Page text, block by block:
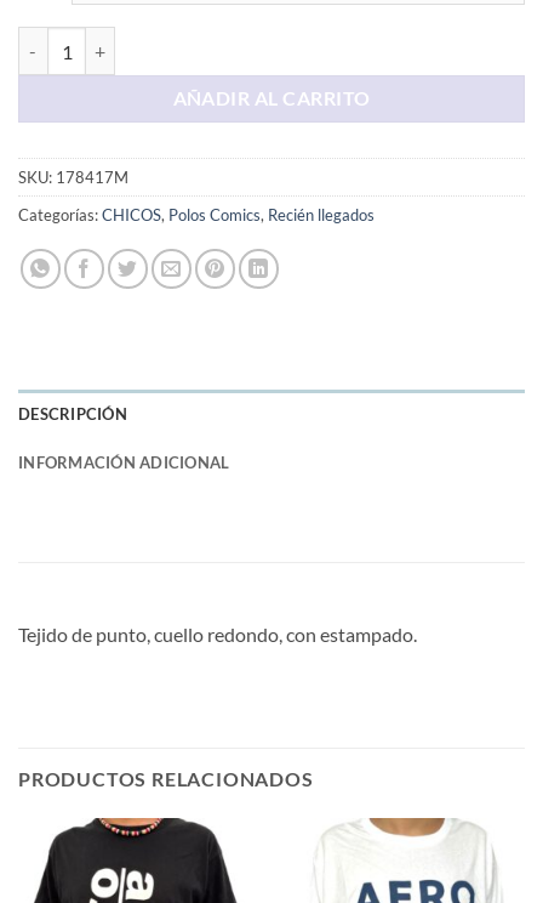
AÑADIR AL CARRITO
SKU: 178417M
Categorías:CHICOS, Polos Comics, Recién llegados
DESCRIPCIÓN
INFORMACIÓN ADICIONAL
Tejido de punto, cuello redondo, con estampado.
PRODUCTOS RELACIONADOS